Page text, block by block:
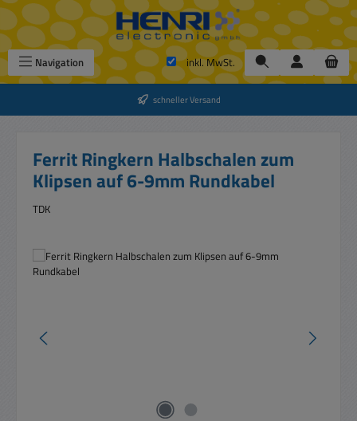
Zum Hauptinhalt springen
Navigation inkl. MwSt.
schneller Versand
Ferrit Ringkern Halbschalen zum
Klipsen auf 6-9mm Rundkabel
TDK
Bildergalerie überspringen